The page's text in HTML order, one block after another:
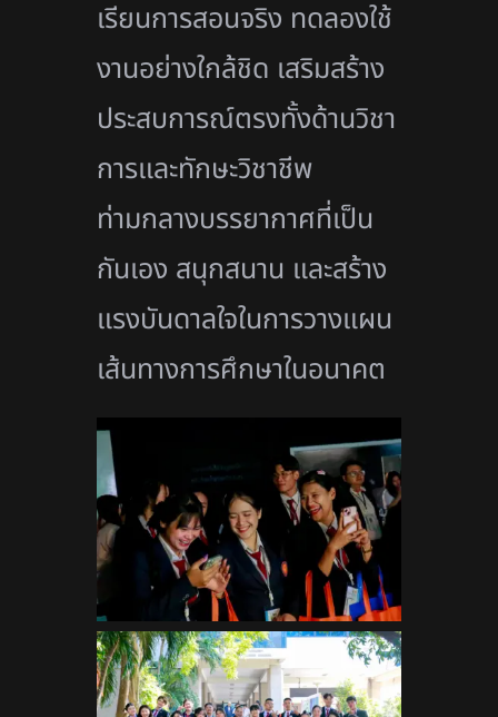
เรียนการสอนจริง ทดลองใช้
งานอย่างใกล้ชิด เสริมสร้าง
ประสบการณ์ตรงทั้งด้านวิชา
การและทักษะวิชาชีพ
ท่ามกลางบรรยากาศที่เป็น
กันเอง สนุกสนาน และสร้าง
แรงบันดาลใจในการวางแผน
เส้นทางการศึกษาในอนาคต